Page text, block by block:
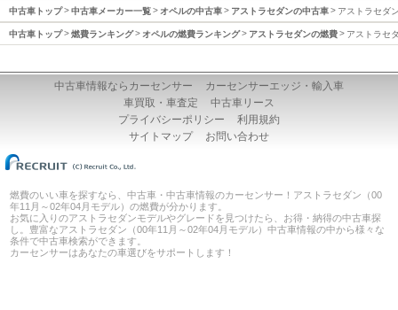
中古車トップ 中古車メーカー一覧 オペルの中古車 アストラセダンの中古車 アストラセダ
中古車トップ 燃費ランキング オペルの燃費ランキング アストラセダンの燃費 アストラセ
中古車情報ならカーセンサー
カーセンサーエッジ・輸入車
車買取・車査定
中古車リース
プライバシーポリシー
利用規約
サイトマップ
お問い合わせ
燃費のいい車を探すなら、中古車・中古車情報のカーセンサー！アストラセダン（00
年11月～02年04月モデル）の燃費が分かります。
お気に入りのアストラセダンモデルやグレードを見つけたら、お得・納得の中古車探
し。豊富なアストラセダン（00年11月～02年04月モデル）中古車情報の中から様々な
条件で中古車検索ができます。
カーセンサーはあなたの車選びをサポートします！